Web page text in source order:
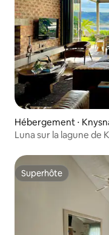
Hébergement ⋅
Luna sur la lagune de
Superhôte
Superhôte